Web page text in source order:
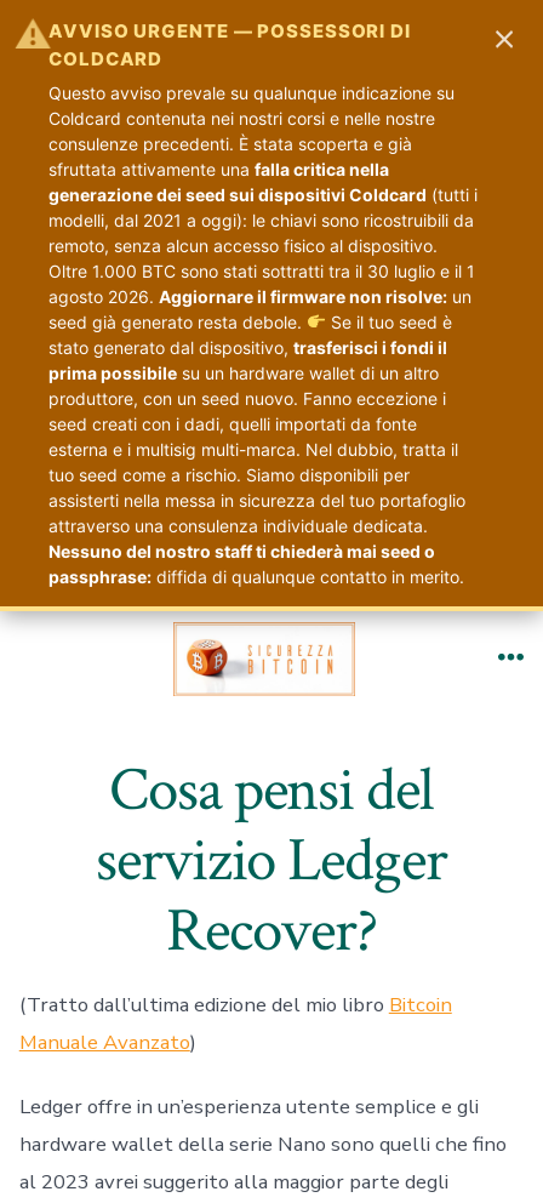
⚠AVVISO URGENTE — POSSESSORI DI
COLDCARD
Questo avviso prevale su qualunque indicazione su
Coldcard contenuta nei nostri corsi e nelle nostre
consulenze precedenti. È stata scoperta e già
sfruttata attivamente una falla critica nella
generazione dei seed sui dispositivi Coldcard (tutti i
modelli, dal 2021 a oggi): le chiavi sono ricostruibili da
remoto, senza alcun accesso fisico al dispositivo.
Oltre 1.000 BTC sono stati sottratti tra il 30 luglio e il 1
agosto 2026. Aggiornare il firmware non risolve: un
seed già generato resta debole.
Se il tuo seed è
stato generato dal dispositivo, trasferisci i fondi il
prima possibile su un hardware wallet di un altro
produttore, con un seed nuovo. Fanno eccezione i
seed creati con i dadi, quelli importati da fonte
esterna e i multisig multi-marca. Nel dubbio, tratta il
tuo seed come a rischio. Siamo disponibili per
assisterti nella messa in sicurezza del tuo portafoglio
attraverso una consulenza individuale dedicata.
Nessuno del nostro staff ti chiederà mai seed o
passphrase: diffida di qualunque contatto in merito.
×
Passa
Cosa pensi del
servizio Ledger
Recover?
(Tratto dall’ultima edizione del mio libro Bitcoin
Manuale Avanzato)
Ledger offre in un’esperienza utente semplice e gli
hardware wallet della serie Nano sono quelli che fino
al 2023 avrei suggerito alla maggior parte degli